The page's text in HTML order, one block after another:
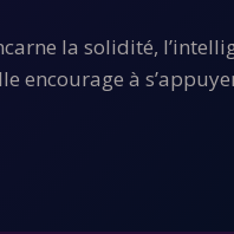
la solidité,
encourage à